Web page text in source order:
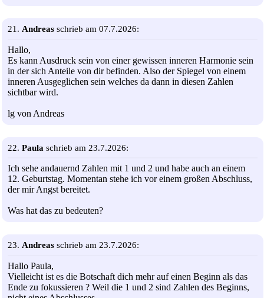
21. Andreas schrieb am 07.7.2026:
Hallo,
Es kann Ausdruck sein von einer gewissen inneren Harmonie sein
in der sich Anteile von dir befinden. Also der Spiegel von einem
inneren Ausgeglichen sein welches da dann in diesen Zahlen
sichtbar wird.
lg von Andreas
22. Paula schrieb am 23.7.2026:
Ich sehe andauernd Zahlen mit 1 und 2 und habe auch an einem
12. Geburtstag. Momentan stehe ich vor einem großen Abschluss,
der mir Angst bereitet.
Was hat das zu bedeuten?
23. Andreas schrieb am 23.7.2026:
Hallo Paula,
Vielleicht ist es die Botschaft dich mehr auf einen Beginn als das
Ende zu fokussieren ? Weil die 1 und 2 sind Zahlen des Beginns,